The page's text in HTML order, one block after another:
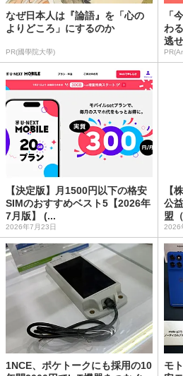
なぜ日本人は『論語』を「心の
よりどころ」にするのか
PR(國學院大學)
「
わ
逃
【決定版】月1500円以下の格安
SIMのおすすめベスト5【2026年
7月版】 (...
2026年7月23日
【
公
盟
2026
1NCE、ポケトークにも採用の10
モ